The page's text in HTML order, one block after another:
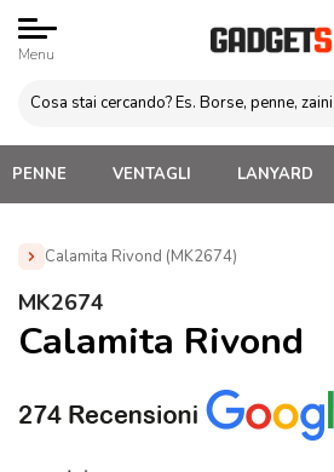
Menu
PENNE VENTAGLI LANYARD
Calamita Rivond (MK2674)
Home »
MK2674
Calamita Rivond